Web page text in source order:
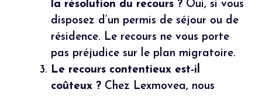
la résolution du recours ? Oui, si vous
disposez d’un permis de séjour ou de
résidence. Le recours ne vous porte
pas préjudice sur le plan migratoire.
Le recours contentieux est-il
coûteux ? Chez Lexmovea, nous